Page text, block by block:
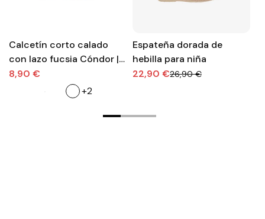
Calcetín corto calado
con lazo fucsia Cóndor |
Color, frescura y ternura
8,90 €
+2
Espateña dorada de
hebilla para niña
22,90 €26,90 €